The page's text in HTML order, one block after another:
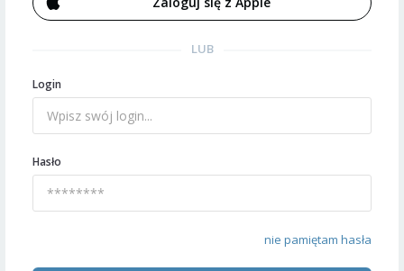
LUB
Login
Hasło
nie pamiętam hasła